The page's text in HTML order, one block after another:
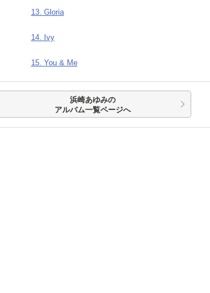
13. Gloria
14. Ivy
15. You & Me
浜崎あゆみの
アルバム一覧ページへ